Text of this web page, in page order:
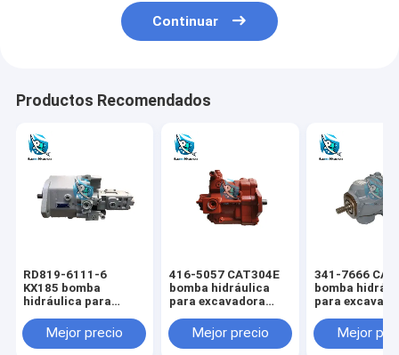
Continuar
Productos Recomendados
RD819-6111-6
KX185 bomba
hidráulica para
Mejor precio
416-5057 CAT304E
bomba hidráulica
para excavadora
Mejor precio
341-7666
bomba
para
Mejor